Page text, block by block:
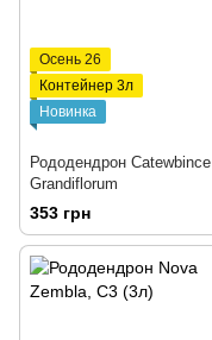
Осень 26
Контейнер 3л
Новинка
Рододендрон Catewbince
Grandiflorum
353 грн